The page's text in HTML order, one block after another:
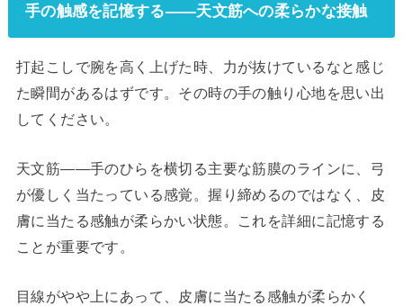
手の触感を記憶する——天文筋への柔らかな接触
打起こしで腕を高く上げた時、力が抜けているなと感じ
た瞬間があるはずです。その時の手の触り心地を思い出
してください。
天文筋——手のひらを横切る主要な筋膜のラインに、弓
が優しく当たっている感覚。握り締めるのではなく、皮
膚に当たる感触が柔らかい状態。これを詳細に記憶する
ことが重要です。
目線がやや上にあって、皮膚に当たる感触が柔らかく